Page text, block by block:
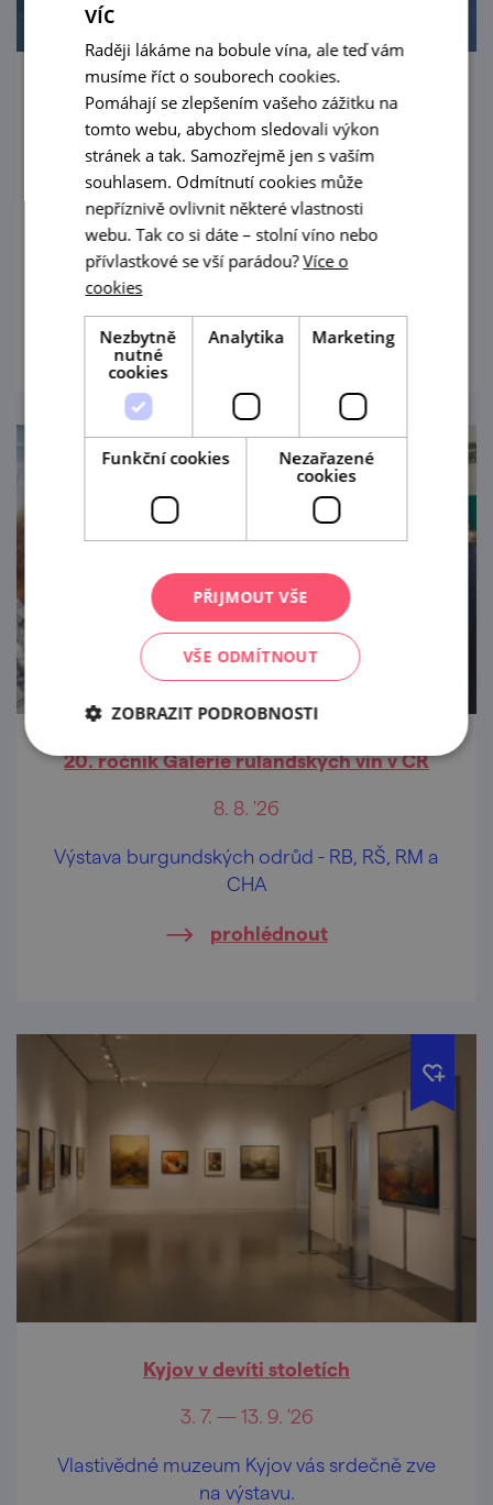
Kyjovské letní slavnosti 2026 - 900 let
Kyjova
14. 8. — 16. 8. '26
Přijďte s námi oslavit výjimečné výročí města
Kyjova - 900 let od první písemné zmínky o
Kyjově!
prohlédnout
20. ročník Galerie rulandských vín v ČR
8. 8. '26
Výstava burgundských odrůd - RB, RŠ, RM a
CHA
prohlédnout
Kyjov v devíti stoletích
3. 7. — 13. 9. '26
Vlastivědné muzeum Kyjov vás srdečně zve
na výstavu.
víc
Raději lákáme na bobule vína, ale teď vám
musíme říct o souborech cookies.
Pomáhají se zlepšením vašeho zážitku na
tomto webu, abychom sledovali výkon
stránek a tak. Samozřejmě jen s vaším
souhlasem. Odmítnutí cookies může
nepříznivě ovlivnit některé vlastnosti
webu. Tak co si dáte – stolní víno nebo
přívlastkové se vší parádou?Více o
cookies
Nezbytně
nutné
cookies
Analytika Marketing
Funkční cookies
Nezařazené
cookies
PŘIJMOUT VŠE
VŠE ODMÍTNOUT
ZOBRAZIT PODROBNOSTI